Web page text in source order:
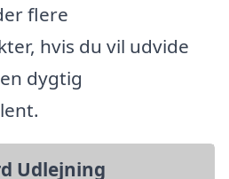
flere
hvis du vil udvide
dygtig
Udlejning